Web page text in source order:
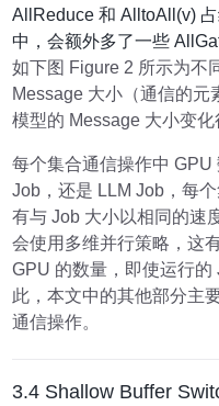
AllReduce 和 AlltoAll(v)
中，会额外多了一些
如下图 Figure 2 所示为不
Message 大小（通信的元
模型的 Message 大小变化
每个集合通信操作中
Job，还是 LLM Job，每
有与 Job 大小以相同的速
会使用多维并行策略，这
GPU 的数量，即使运行的
此，本文中的其他部分主
通信操作。
3.4 Shallow Buffer